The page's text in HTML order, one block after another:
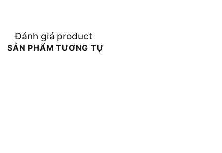
Đánh giá product
SẢN PHẨM TƯƠNG TỰ